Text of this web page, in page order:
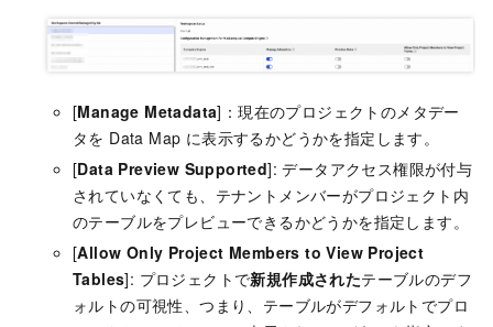
[Manage Metadata]：現在のプロジェクトのメタデー
タを Data Map に表示するかどうかを指定します。
[Data Preview Supported]: データアクセス権限が付与
されていなくても、テナントメンバーがプロジェクト内
のテーブルをプレビューできるかどうかを指定します。
[Allow Only Project Members to View Project
Tables]: プロジェクトで新規作成されたテーブルのデフ
ォルトの可視性、つまり、テーブルがデフォルトでプロ